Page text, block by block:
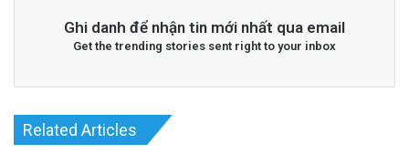
Ghi danh để nhận tin mới nhất qua email
Get the trending stories sent right to your inbox
Related Articles